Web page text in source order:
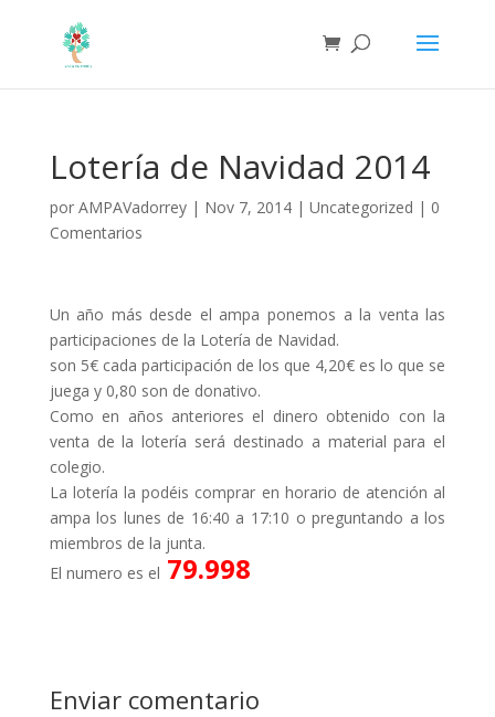
Lotería de Navidad 2014
por AMPAVadorrey| Nov 7, 2014| Uncategorized | 0
Comentarios
Un año más desde el ampa ponemos a la venta las
participaciones de la Lotería de Navidad.
son 5€ cada participación de los que 4,20€ es lo que se
juega y 0,80 son de donativo.
Como en años anteriores el dinero obtenido con la
venta de la lotería será destinado a material para el
colegio.
La lotería la podéis comprar en horario de atención al
ampa los lunes de 16:40 a 17:10 o preguntando a los
miembros de la junta.
El numero es el 79.998
Enviar comentario